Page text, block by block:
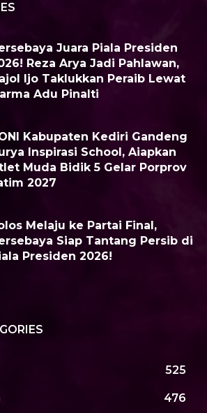
Juara Piala Presiden
Reza Arya Jadi Pahlawan,
Ijo Taklukkan Peraib Lewat
Adu Pinalti
Kabupaten Kediri Gandeng
Inspirasi School, Aiapkan
Muda Bidik 5 Gelar Porprov
2027
Melaju ke Partai Final,
Siap Tantang Persib di
Presiden 2026!
525
476